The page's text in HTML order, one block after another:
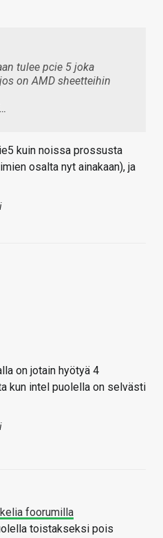
tulee pcie 5 joka
on AMD sheetteihin
kuin noissa prossusta
osalta nyt ainakaan), ja
on jotain hyötyä 4
kun intel puolella on selvästi
foorumilla
toistakseksi pois